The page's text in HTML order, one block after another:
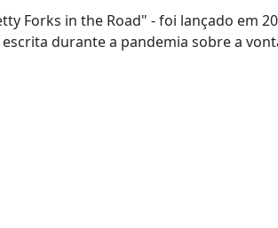
Forks in the Road" - foi lançado em
durante a pandemia sobre a